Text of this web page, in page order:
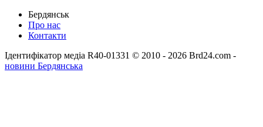
Бердянськ
Про нас
Контакти
Ідентифікатор медіа R40-01331 © 2010 - 2026 Brd24.com -
новини Бердянська